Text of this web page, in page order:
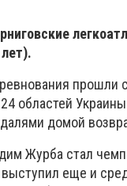
прошли
областей
домой
Журба стал
еще и